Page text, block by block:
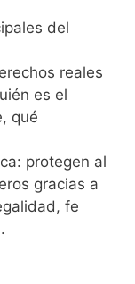
del
reales
es el
qué
protegen al
gracias a
fe